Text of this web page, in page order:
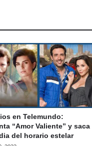
en Telemundo:
“Amor Valiente” y saca
del horario estelar